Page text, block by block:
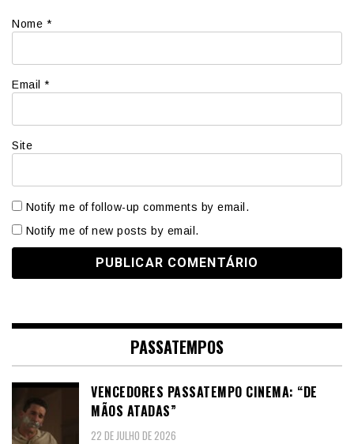
Nome *
Email *
Site
Notify me of follow-up comments by email.
Notify me of new posts by email.
PASSATEMPOS
VENCEDORES PASSATEMPO CINEMA: “DE
MÃOS ATADAS”
22 DE JULHO DE 2026